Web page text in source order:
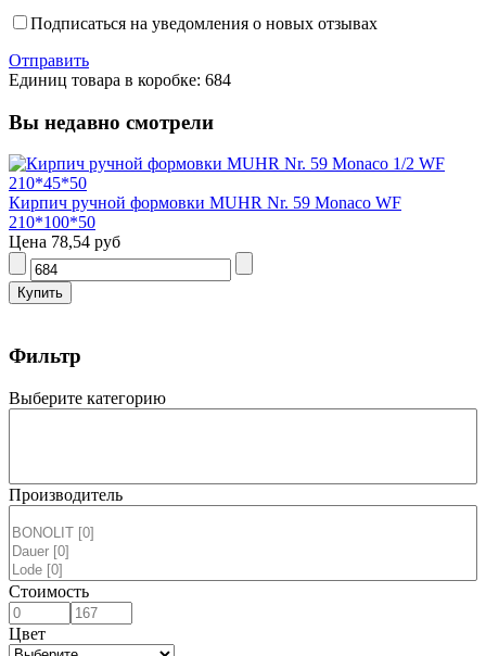
Подписаться на уведомления о новых отзывах
Отправить
Единиц товара в коробке: 684
Вы недавно смотрели
Кирпич ручной формовки MUHR Nr. 59 Monaco WF
210*100*50
Цена 78,54 руб
Фильтр
Выберите категорию
Производитель
Стоимость
Цвет